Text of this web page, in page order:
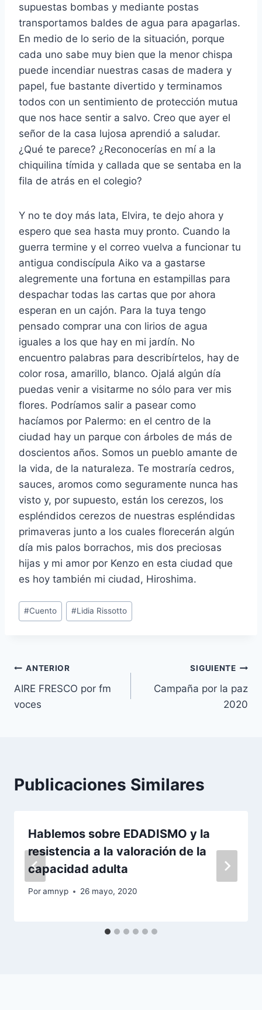
supuestas bombas y mediante postas
transportamos baldes de agua para apagarlas.
En medio de lo serio de la situación, porque
cada uno sabe muy bien que la menor chispa
puede incendiar nuestras casas de madera y
papel, fue bastante divertido y terminamos
todos con un sentimiento de protección mutua
que nos hace sentir a salvo. Creo que ayer el
señor de la casa lujosa aprendió a saludar.
¿Qué te parece? ¿Reconocerías en mí a la
chiquilina tímida y callada que se sentaba en la
fila de atrás en el colegio?
Y no te doy más lata, Elvira, te dejo ahora y
espero que sea hasta muy pronto. Cuando la
guerra termine y el correo vuelva a funcionar tu
antigua condiscípula Aiko va a gastarse
alegremente una fortuna en estampillas para
despachar todas las cartas que por ahora
esperan en un cajón. Para la tuya tengo
pensado comprar una con lirios de agua
iguales a los que hay en mi jardín. No
encuentro palabras para describírtelos, hay de
color rosa, amarillo, blanco. Ojalá algún día
puedas venir a visitarme no sólo para ver mis
flores. Podríamos salir a pasear como
hacíamos por Palermo: en el centro de la
ciudad hay un parque con árboles de más de
doscientos años. Somos un pueblo amante de
la vida, de la naturaleza. Te mostraría cedros,
sauces, aromos como seguramente nunca has
visto y, por supuesto, están los cerezos, los
espléndidos cerezos de nuestras espléndidas
primaveras junto a los cuales florecerán algún
día mis palos borrachos, mis dos preciosas
hijas y mi amor por Kenzo en esta ciudad que
es hoy también mi ciudad, Hiroshima.
Etiquetas
de
#Cuento #Lidia Rissotto
Navegación
de
ANTERIOR
AIRE FRESCO por fm
voces
SIGUIENTE
Campaña por la paz
2020
Publicaciones Similares
Hablemos sobre EDADISMO y la
resistencia a la valoración de la
capacidad adulta
Poramnyp 26 mayo, 2020